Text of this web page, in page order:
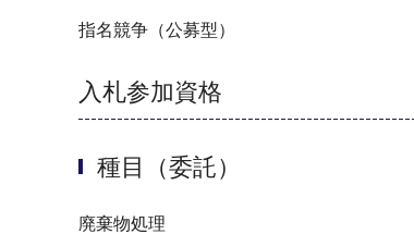
指名競争（公募型）
入札参加資格
種目（委託）
廃棄物処理